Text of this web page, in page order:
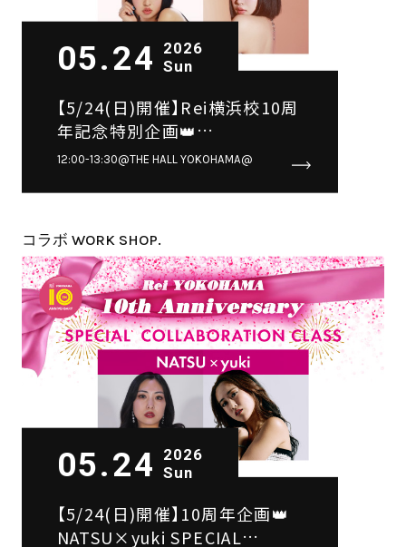
05.24
2026
Sun
【5/24(日)開催】Rei横浜校10周
年記念特別企画👑
HinA×Yuukii SPECIAL
12:00-13:30@THE HALL YOKOHAMA@
コラボ WORK SHOP.
05.24
2026
Sun
【5/24(日)開催】10周年企画👑
NATSU×yuki SPECIAL